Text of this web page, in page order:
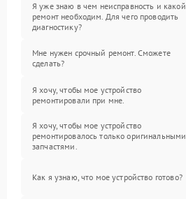
Я уже знаю в чем неисправность и какой
ремонт необходим. Для чего проводить
диагностику?
Мне нужен срочный ремонт. Сможете
сделать?
Я хочу, чтобы мое устройство
ремонтировали при мне.
Я хочу, чтобы мое устройство
ремонтировалось только оригинальными
запчастями.
Как я узнаю, что мое устройство готово?